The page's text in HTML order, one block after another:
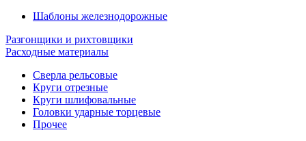
Шаблоны железнодорожные
Разгонщики и рихтовщики
Расходные материалы
Сверла рельсовые
Круги отрезные
Круги шлифовальные
Головки ударные торцевые
Прочее